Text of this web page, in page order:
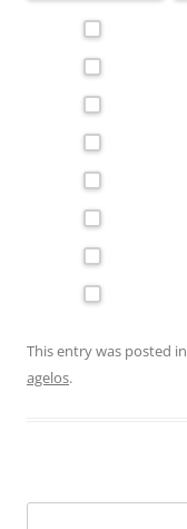
This entry was posted in
agelos.